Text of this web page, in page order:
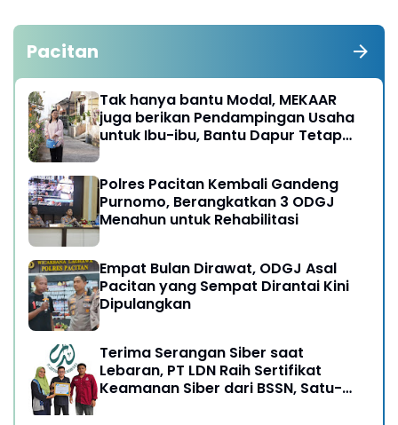
Pacitan
Tak hanya bantu Modal, MEKAAR
juga berikan Pendampingan Usaha
untuk Ibu-ibu, Bantu Dapur Tetap
Polres Pacitan Kembali Gandeng
Purnomo, Berangkatkan 3 ODGJ
Menahun untuk Rehabilitasi
Empat Bulan Dirawat, ODGJ Asal
Pacitan yang Sempat Dirantai Kini
Dipulangkan
Terima Serangan Siber saat
Lebaran, PT LDN Raih Sertifikat
Keamanan Siber dari BSSN, Satu-